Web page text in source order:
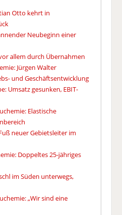
Otto kehrt in
Neubeginn einer
allem durch Übernahmen
Jürgen Walter
und Geschäftsentwicklung
Umsatz gesunken, EBIT-
Elastische
neuer Gebietsleiter im
Doppeltes 25-jähriges
im Süden unterwegs,
„Wir sind eine